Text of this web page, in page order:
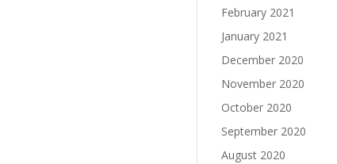
February 2021
January 2021
December 2020
November 2020
October 2020
September 2020
August 2020